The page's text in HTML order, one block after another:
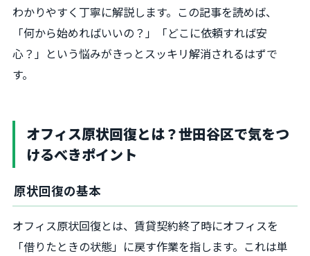
わかりやすく丁寧に解説します。この記事を読めば、
「何から始めればいいの？」「どこに依頼すれば安
心？」という悩みがきっとスッキリ解消されるはずで
す。
オフィス原状回復とは？世田谷区で気をつ
けるべきポイント
原状回復の基本
オフィス原状回復とは、賃貸契約終了時にオフィスを
「借りたときの状態」に戻す作業を指します。これは単